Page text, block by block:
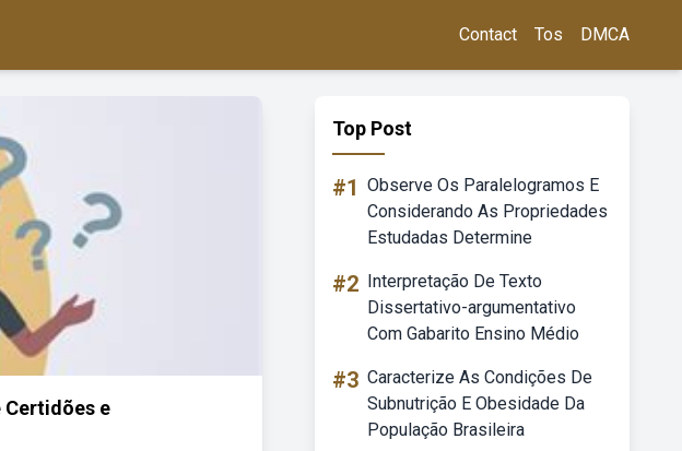
Contact Tos DMCA
Certidões e
Top Post
#1 Observe Os Paralelogramos E
Considerando As Propriedades
Estudadas Determine
#2 Interpretação De Texto
Dissertativo-argumentativo
Com Gabarito Ensino Médio
#3 Caracterize As Condições De
Subnutrição E Obesidade Da
População Brasileira